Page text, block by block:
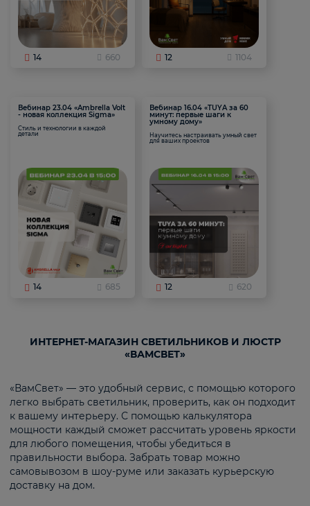
14 660 12 1104
Вебинар 23.04 «Ambrella Volt
- новая коллекция Sigma»
Стиль и технологии в каждой
детали
14 685
Вебинар 16.04 «TUYA за 60
минут: первые шаги к
умному дому»
Научитесь настраивать умный свет
для ваших проектов
12 620
ИНТЕРНЕТ-МАГАЗИН СВЕТИЛЬНИКОВ И ЛЮСТР
«ВАМСВЕТ»
«ВамСвет» — это удобный сервис, с помощью которого
легко выбрать светильник, проверить, как он подходит
к вашему интерьеру. С помощью калькулятора
мощности каждый сможет рассчитать уровень яркости
для любого помещения, чтобы убедиться в
правильности выбора. Забрать товар можно
самовывозом в шоу-руме или заказать курьерскую
доставку на дом.